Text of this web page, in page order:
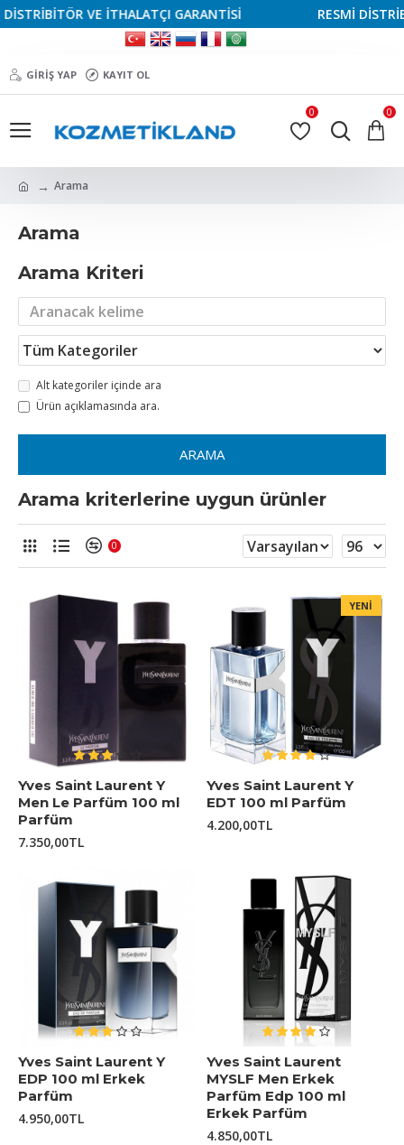
VE İTHALATÇI GARANTİSİ RESMİ
GIRIŞ YAP KAYIT OL
0 0
Arama
Arama
Arama Kriteri
Alt kategoriler içinde ara
Ürün açıklamasında ara.
ARAMA
Arama kriterlerine uygun ürünler
0
Yves Saint Laurent Y
Men Le Parfüm 100 ml
Parfüm
7.350,00TL
YENI
Yves Saint Laurent Y
EDT 100 ml Parfüm
4.200,00TL
Yves Saint Laurent Y
EDP 100 ml Erkek
Parfüm
4.950,00TL
Yves Saint Laurent
MYSLF Men Erkek
Parfüm Edp 100 ml
Erkek Parfüm
4.850,00TL